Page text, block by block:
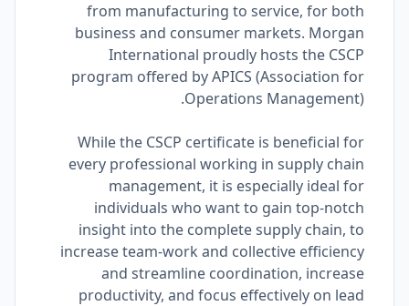
from manufacturing to service, for both
business and consumer markets. Morgan
International proudly hosts the CSCP
program offered by APICS (Association for
Operations Management).
While the CSCP certificate is beneficial for
every professional working in supply chain
management, it is especially ideal for
individuals who want to gain top-notch
insight into the complete supply chain, to
increase team-work and collective efficiency
and streamline coordination, increase
productivity, and focus effectively on lead